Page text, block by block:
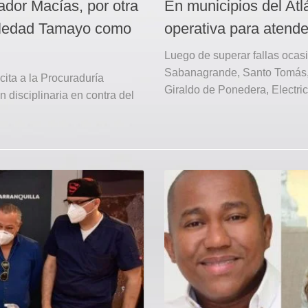
Macías, por otra
Tamayo como
a la Procuraduría
disciplinaria en contra del
En municipios del
operativa para
Luego de superar fallas
Sabanagrande, Santo
Giraldo de Ponedera,